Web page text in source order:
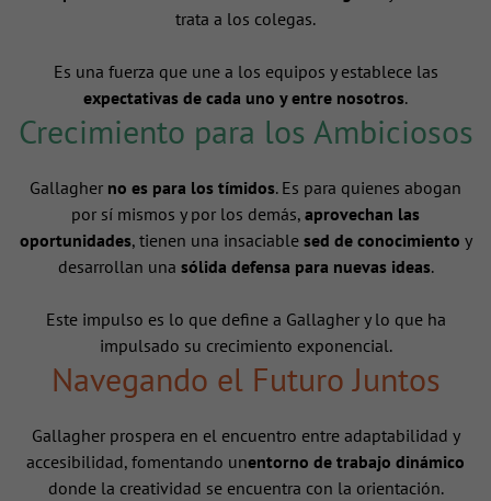
trata a los colegas.
Es una fuerza que une a los equipos y establece las
expectativas de cada uno y entre nosotros.
Crecimiento para los Ambiciosos
Gallagher no es para los tímidos. Es para quienes abogan
por sí mismos y por los demás, aprovechan las
oportunidades, tienen una insaciable sed de conocimiento y
desarrollan una sólida defensa para nuevas ideas.
Este impulso es lo que define a Gallagher y lo que ha
impulsado su crecimiento exponencial.
Navegando el Futuro Juntos
Gallagher prospera en el encuentro entre adaptabilidad y
accesibilidad, fomentando unentorno de trabajo dinámico
donde la creatividad se encuentra con la orientación.